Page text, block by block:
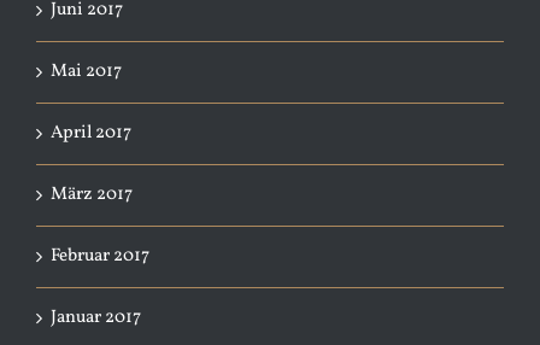
Juni 2017
Mai 2017
April 2017
März 2017
Februar 2017
Januar 2017